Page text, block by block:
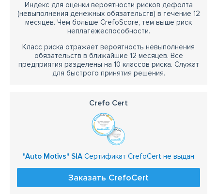
Индекс для оценки вероятности рисков дефолта
(невыполнения денежных обязательств) в течение 12
месяцев. Чем больше CrefoScore, тем выше риск
неплатежеспособности.
Класс риска отражает вероятность невыполнения
обязательств в ближайшие 12 месяцев. Все
предприятия разделены на 10 классов риска. Служат
для быстрого принятия решения.
Crefo Cert
"Auto Motīvs" SIA Сертификат CrefoCert не выдан
Заказать CrefoCert